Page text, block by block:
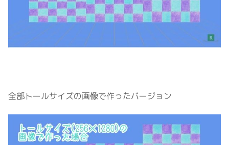
全部トールサイズの画像で作ったバージョン